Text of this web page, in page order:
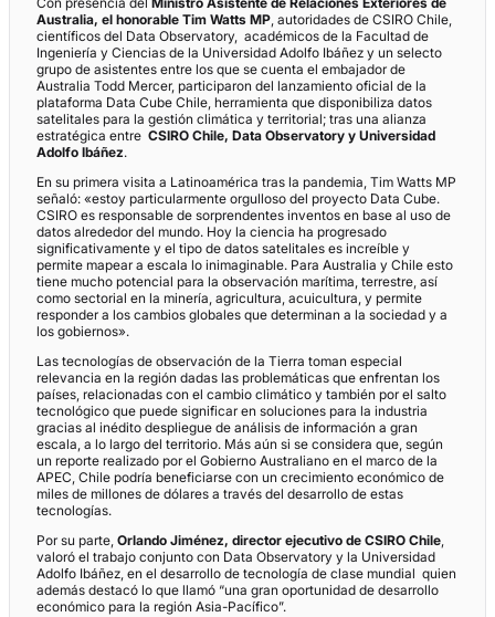
Australia, el honorable Tim Watts MP, autoridades de CSIRO Chile,
científicos del Data Observatory, académicos de la Facultad de
Ingeniería y Ciencias de la Universidad Adolfo Ibáñez y un selecto
grupo de asistentes entre los que se cuenta el embajador de
Australia Todd Mercer, participaron del lanzamiento oficial de la
plataforma Data Cube Chile, herramienta que disponibiliza datos
satelitales para la gestión climática y territorial; tras una alianza
estratégica entre CSIRO Chile, Data Observatory y Universidad
Adolfo Ibáñez.
En su primera visita a Latinoamérica tras la pandemia, Tim Watts MP
señaló: «estoy particularmente orgulloso del proyecto Data Cube.
CSIRO es responsable de sorprendentes inventos en base al uso de
datos alrededor del mundo. Hoy la ciencia ha progresado
significativamente y el tipo de datos satelitales es increíble y
permite mapear a escala lo inimaginable. Para Australia y Chile esto
tiene mucho potencial para la observación marítima, terrestre, así
como sectorial en la minería, agricultura, acuicultura, y permite
responder a los cambios globales que determinan a la sociedad y a
los gobiernos».
Las tecnologías de observación de la Tierra toman especial
relevancia en la región dadas las problemáticas que enfrentan los
países, relacionadas con el cambio climático y también por el salto
tecnológico que puede significar en soluciones para la industria
gracias al inédito despliegue de análisis de información a gran
escala, a lo largo del territorio. Más aún si se considera que, según
un reporte realizado por el Gobierno Australiano en el marco de la
APEC, Chile podría beneficiarse con un crecimiento económico de
miles de millones de dólares a través del desarrollo de estas
tecnologías.
Por su parte, Orlando Jiménez, director ejecutivo de CSIRO Chile,
valoró el trabajo conjunto con Data Observatory y la Universidad
Adolfo Ibáñez, en el desarrollo de tecnología de clase mundial quien
además destacó lo que llamó “una gran oportunidad de desarrollo
económico para la región Asia-Pacífico”.